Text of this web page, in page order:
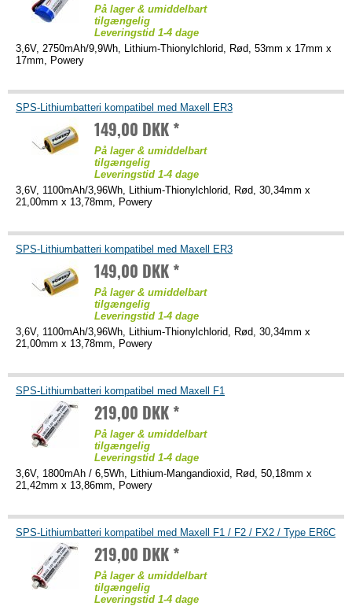
På lager & umiddelbart
tilgængelig
Leveringstid 1-4 dage
3,6V, 2750mAh/9,9Wh, Lithium-Thionylchlorid, Rød, 53mm x 17mm x
17mm, Powery
SPS-Lithiumbatteri kompatibel med Maxell ER3
149,00 DKK *
På lager & umiddelbart
tilgængelig
Leveringstid 1-4 dage
3,6V, 1100mAh/3,96Wh, Lithium-Thionylchlorid, Rød, 30,34mm x
21,00mm x 13,78mm, Powery
SPS-Lithiumbatteri kompatibel med Maxell ER3
149,00 DKK *
På lager & umiddelbart
tilgængelig
Leveringstid 1-4 dage
3,6V, 1100mAh/3,96Wh, Lithium-Thionylchlorid, Rød, 30,34mm x
21,00mm x 13,78mm, Powery
SPS-Lithiumbatteri kompatibel med Maxell F1
219,00 DKK *
På lager & umiddelbart
tilgængelig
Leveringstid 1-4 dage
3,6V, 1800mAh / 6,5Wh, Lithium-Mangandioxid, Rød, 50,18mm x
21,42mm x 13,86mm, Powery
SPS-Lithiumbatteri kompatibel med Maxell F1 / F2 / FX2 / Type ER6C
219,00 DKK *
På lager & umiddelbart
tilgængelig
Leveringstid 1-4 dage